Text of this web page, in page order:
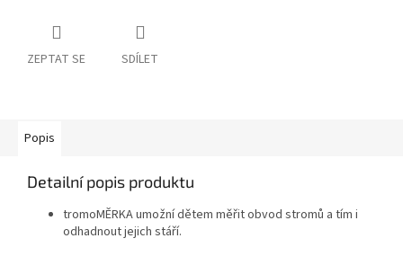
ZEPTAT SE SDÍLET
Popis
Detailní popis produktu
tromoMĚRKA umožní dětem měřit obvod stromů a tím i
odhadnout jejich stáří.